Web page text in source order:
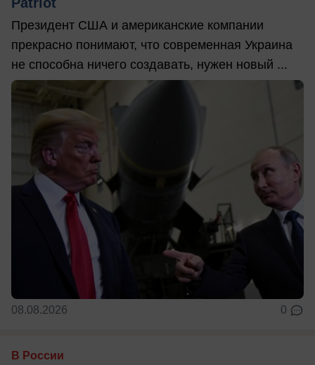
Президент США и американские компании
прекрасно понимают, что современная Украина
не способна ничего создавать, нужен новый ...
08.08.2026 0
В России